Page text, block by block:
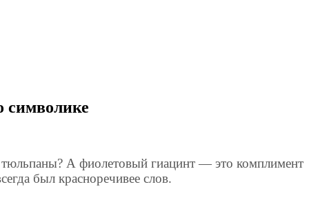
символике
А фиолетовый гиацинт — это комплимент
был красноречивее слов.